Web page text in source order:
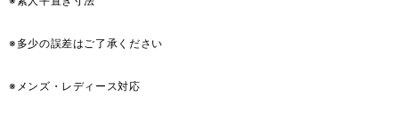
※多少の誤差はご了承ください
※メンズ・レディース対応